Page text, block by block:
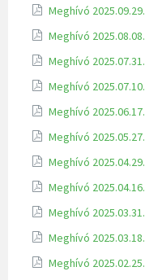
Meghívó 2025.09.29.
Meghívó 2025.08.08.
Meghívó 2025.07.31.
Meghívó 2025.07.10.
Meghívó 2025.06.17.
Meghívó 2025.05.27.
Meghívó 2025.04.29.
Meghívó 2025.04.16.
Meghívó 2025.03.31.
Meghívó 2025.03.18.
Meghívó 2025.02.25.